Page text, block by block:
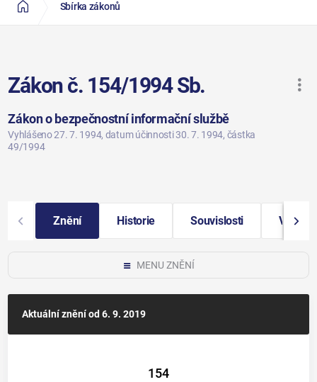
Sbírka zákonů
Zákon č. 154/1994 Sb.
Zákon o bezpečnostní informační službě
Vyhlášeno 27. 7. 1994, datum účinnosti 30. 7. 1994, částka
49/1994
Znění Historie Souvislosti
MENU ZNĚNÍ
Aktuální zněníod 6. 9. 2019
154